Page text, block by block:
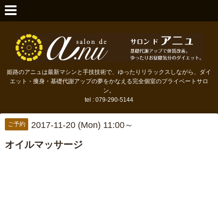
姫路のアニュは最新マシンと手技技術で、ゆったりリラックスしながら、ダイ
エット・痩身・基礎代謝アップの夢をかなえる完全個室のプライベートサロ
ン。
tel : 079-290-5144
ご予約 2017-11-20 (Mon) 11:00～
オイルマッサージ